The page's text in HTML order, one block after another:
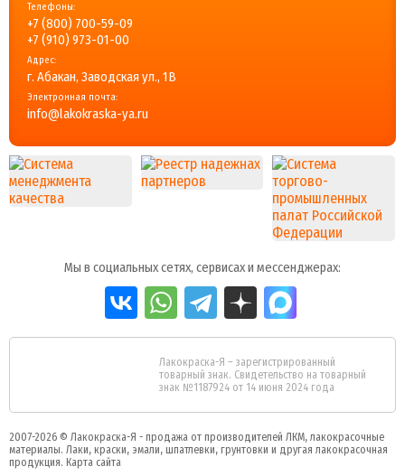
Телефоны:
+7 (800) 700-59-09
+7 (910) 973-01-00
Адрес:
г. Абакан, Заводская ул., 1В
Электронная почта:
info@lakokraska-ya.ru
Мы в социальных сетях, сервисах и мессенджерах:
Лакокраска-Я – зарегистрированный
товарный знак. Свидетельство на товарный
знак №1187924 от 14 июня 2024 года
2007-2026 © Лакокраска-Я - продажа от производителей ЛКМ, лакокрасочные
материалы. Лаки, краски, эмали, шпатлевки, грунтовки и другая лакокрасочная
продукция. Карта сайта